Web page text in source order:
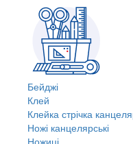
Бейджі
Клей
Клейка стрічка
Ножі канцелярські